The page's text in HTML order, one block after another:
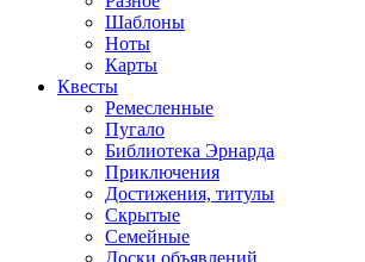
Шаблоны
Ноты
Карты
Квесты
Ремесленные
Пугало
Библиотека Эрнарда
Приключения
Достижения, титулы
Скрытые
Семейные
Доски объявлений